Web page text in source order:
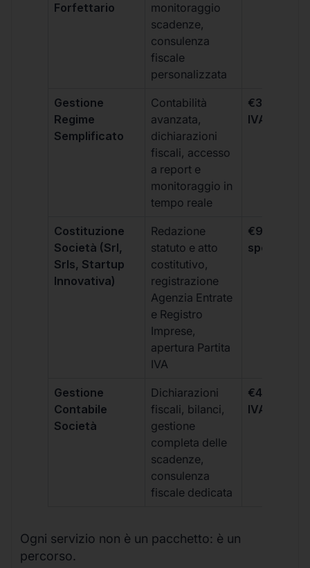
Forfettario
monitoraggio
scadenze,
consulenza
fiscale
personalizzata
Gestione
Regime
Semplificato
Contabilità
avanzata,
dichiarazioni
fiscali, accesso
a report e
monitoraggio in
tempo reale
€333 +
IVA/
Costituzione
Società (Srl,
Srls, Startup
Innovativa)
Redazione
statuto e atto
costitutivo,
registrazione
Agenzia Entrate
e Registro
Imprese,
apertura Partita
IVA
€99 + IVA
spese
Gestione
Contabile
Società
Dichiarazioni
fiscali, bilanci,
gestione
completa delle
scadenze,
consulenza
fiscale dedicata
€499 +
IVA/
Ogni servizio non è un pacchetto: è un
percorso.